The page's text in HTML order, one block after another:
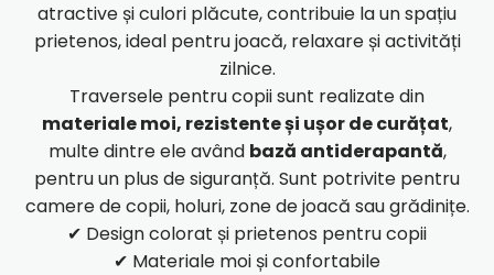
atractive și culori plăcute, contribuie la un spațiu
prietenos, ideal pentru joacă, relaxare și activități
zilnice.
Traversele pentru copii sunt realizate din
materiale moi, rezistente și ușor de curățat,
multe dintre ele având bază antiderapantă,
pentru un plus de siguranță. Sunt potrivite pentru
camere de copii, holuri, zone de joacă sau grădinițe.
✔ Design colorat și prietenos pentru copii
✔ Materiale moi și confortabile